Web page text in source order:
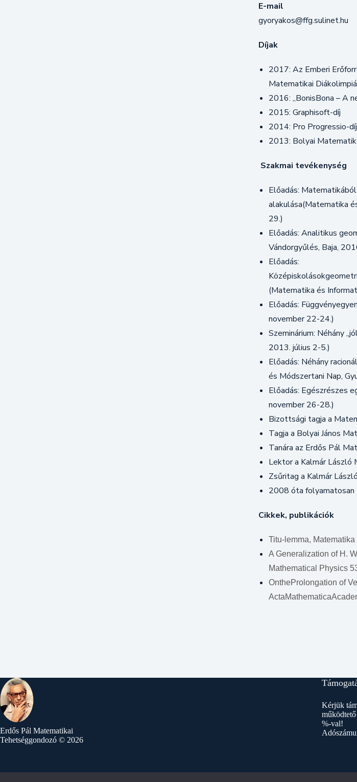
E-mail
gyoryakos@ffg.sulinet.hu
Díjak
2017: Az Emberi
Matematikai
2016: ,,BonisBona – A
2015: Graphisoft-díj
2014: Pro Progressio-díj
2013: Bolyai
Szakmai tevékenység
Előadás:
alakulása(Matematika
29.)
Előadás: Analitikus
Vándorgyűlés, Baja,
Előadás:
(Matematika és
Előadás:
november 22-24.)
Szeminárium: Néhány
2013. július 2-5.)
Előadás: Néhány
és Módszertani Nap,
Előadás: Egészrészes
november 26-28.)
Bizottsági tagja a
Tagja a Bolyai János
Tanára az Erdős Pál
Lektor a Kalmár
Zsűritag a Kalmár
2008 óta folyamatosan
Cikkek, publikációk
Titu-lemma,
A Generalization of H.
Mathematical Physics
OntheProlongation of
Erdős Pál Matematikai
Tehetséggondozó © 2026
Kérjük
%-val!